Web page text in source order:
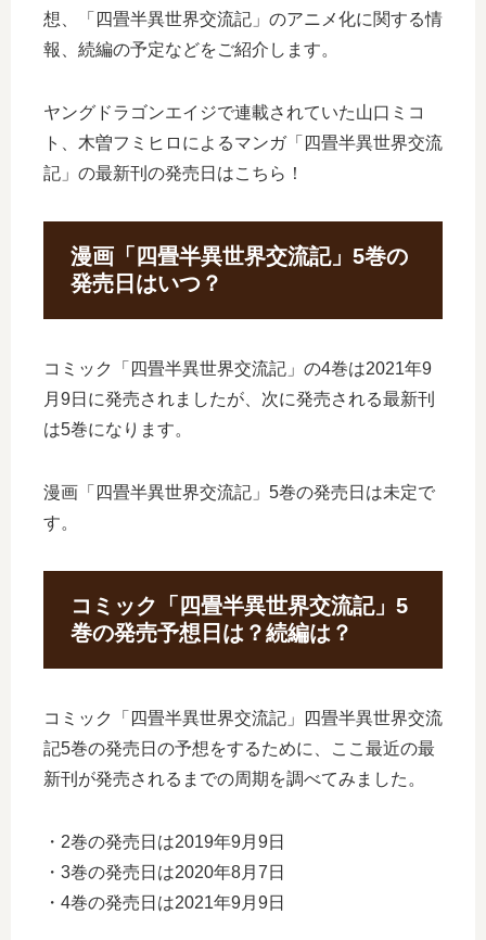
想、「四畳半異世界交流記」のアニメ化に関する情
報、続編の予定などをご紹介します。
ヤングドラゴンエイジで連載されていた山口ミコ
ト、木曽フミヒロによるマンガ「四畳半異世界交流
記」の最新刊の発売日はこちら！
漫画「四畳半異世界交流記」5巻の
発売日はいつ？
コミック「四畳半異世界交流記」の4巻は2021年9
月9日に発売されましたが、次に発売される最新刊
は5巻になります。
漫画「四畳半異世界交流記」5巻の発売日は未定で
す。
コミック「四畳半異世界交流記」5
巻の発売予想日は？続編は？
コミック「四畳半異世界交流記」四畳半異世界交流
記5巻の発売日の予想をするために、ここ最近の最
新刊が発売されるまでの周期を調べてみました。
・2巻の発売日は2019年9月9日
・3巻の発売日は2020年8月7日
・4巻の発売日は2021年9月9日